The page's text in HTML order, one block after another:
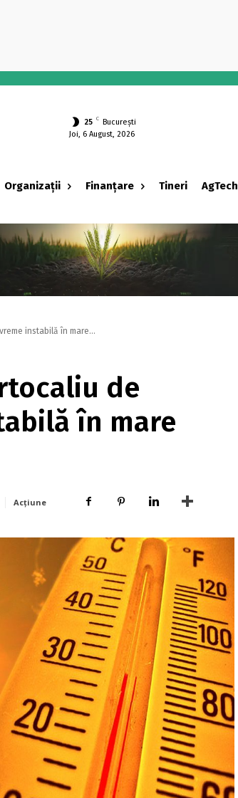
25 C
București
Joi, 6 August, 2026
Organizații Finanțare Tineri AgTech
-
instabilă în mare...
de
în mare
Acțiune